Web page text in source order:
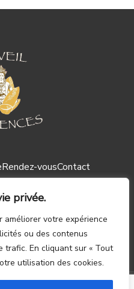
privée.
améliorer votre expérience
ou des contenus
trafic. En cliquant sur « Tout
utilisation des cookies.
Rendez-vousContact
┃CGV